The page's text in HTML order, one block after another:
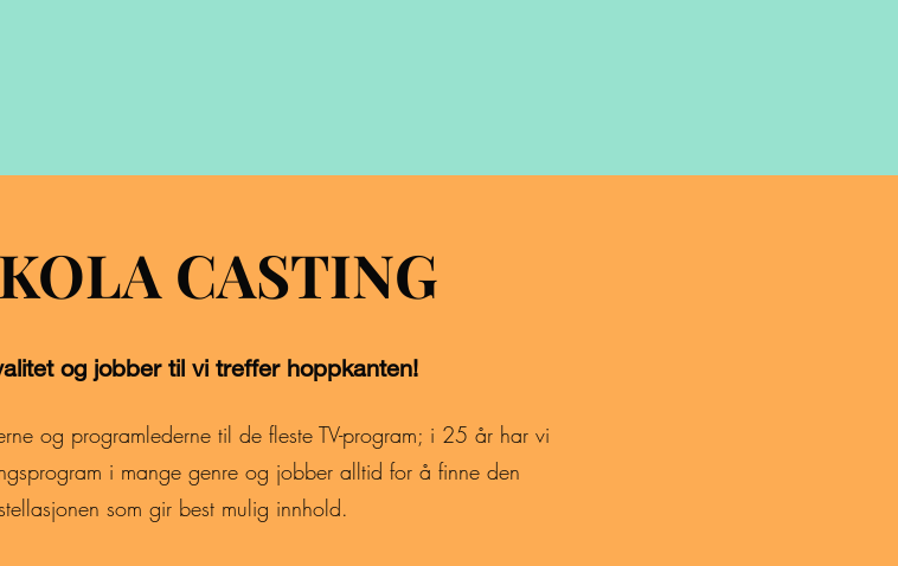
CASTING
og jobber til vi treffer hoppkanten!
og programlederne til de fleste TV-program; i 25 år har vi
i mange genre og jobber alltid for å finne den
som gir best mulig innhold.